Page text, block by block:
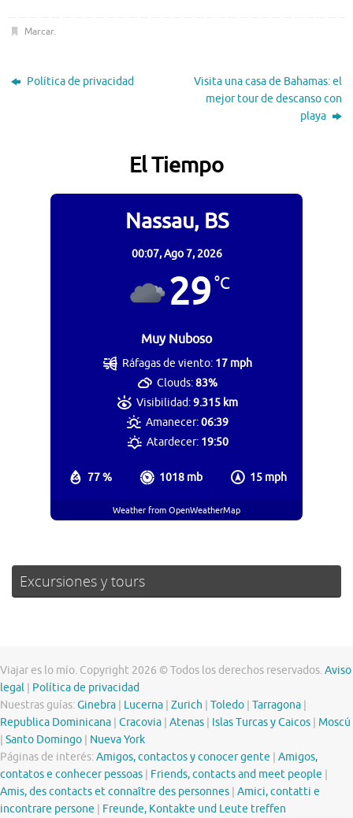
Marcar.
Política de privacidad
Visita una casa de Bahamas: el
mejor tour de descanso con
playa
El Tiempo
Nassau, BS
00:07,Ago 7, 2026
29°C
Muy Nuboso
77 % 1018 mb 15 mph
Ráfagas de viento: 17 mph
Clouds:83%
Visibilidad:9.315 km
Amanecer:06:39
Atardecer: 19:50
Weather from OpenWeatherMap
Excursiones y tours
Viajar es lo mío. Copyright 2026 © Todos los derechos reservados.Aviso
legal
Política de privacidad
Nuestras guías:Ginebra Lucerna Zurich Toledo Tarragona
Republica Dominicana Cracovia Atenas Islas Turcas y Caicos
Moscú
Santo Domingo
Nueva York
Páginas de interés:Amigos, contactos y conocer gente
Amigos,
contatos e conhecer pessoas
Friends, contacts and meet people
Amis, des contacts et connaître des personnes Amici, contatti e
incontrare persone
Freunde, Kontakte und Leute treffen